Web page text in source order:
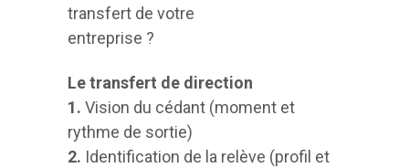
transfert de votre
entreprise ?
Le transfert de direction
1. Vision du cédant (moment et
rythme de sortie)
2. Identification de la relève (profil et